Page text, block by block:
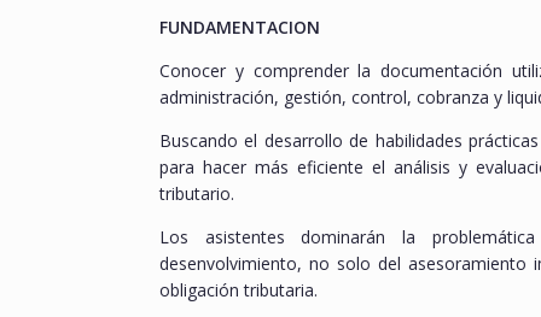
FUNDAMENTACION
Conocer y comprender la documentación
administración, gestión, control, cobranza y
Buscando el desarrollo de habilidades
para hacer más eficiente el análisis y
tributario.
Los asistentes dominarán la
desenvolvimiento, no solo del
obligación tributaria.